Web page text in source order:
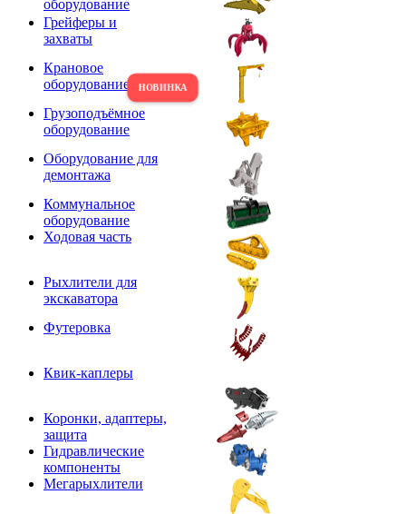
оборудование
Грейферы и
захваты
Крановое
оборудование
Грузоподъёмное
оборудование
Оборудование для
демонтажа
Коммунальное
оборудование
Ходовая часть
Рыхлители для
экскаватора
Футеровка
Квик-каплеры
Коронки, адаптеры,
защита
Гидравлические
компоненты
Мегарыхлители